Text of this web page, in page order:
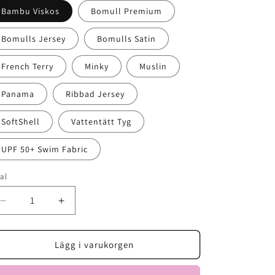
Bambu Viskos Bomull Premium
Bomulls Jersey Bomulls Satin
French Terry Minky Muslin
Panama Ribbad Jersey
SoftShell Vattentätt Tyg
UPF 50+ Swim Fabric
Minska
antal
för
Circuits
Öka
antal
för
Pink
Circuits
Lägg i varukorgen